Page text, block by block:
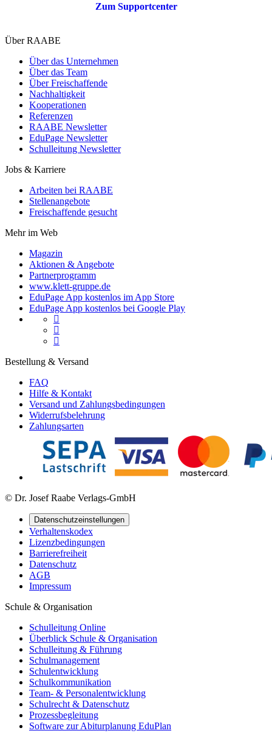
Zum Supportcenter
Über RAABE
Über das Unternehmen
Über das Team
Über Freischaffende
Nachhaltigkeit
Kooperationen
Referenzen
RAABE Newsletter
EduPage Newsletter
Schulleitung Newsletter
Jobs & Karriere
Arbeiten bei RAABE
Stellenangebote
Freischaffende gesucht
Mehr im Web
Magazin
Aktionen & Angebote
Partnerprogramm
www.klett-gruppe.de
EduPage App kostenlos im App Store
EduPage App kostenlos bei Google Play



Bestellung & Versand
FAQ
Hilfe & Kontakt
Versand und Zahlungsbedingungen
Widerrufsbelehrung
Zahlungsarten
© Dr. Josef Raabe Verlags-GmbH
Datenschutzeinstellungen
Verhaltenskodex
Lizenzbedingungen
Barrierefreiheit
Datenschutz
AGB
Impressum
Schule & Organisation
Schulleitung Online
Überblick Schule & Organisation
Schulleitung & Führung
Schulmanagement
Schulentwicklung
Schulkommunikation
Team- & Personalentwicklung
Schulrecht & Datenschutz
Prozessbegleitung
Software zur Abiturplanung EduPlan